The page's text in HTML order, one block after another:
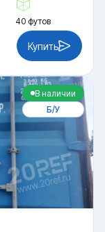
40 футов
Купить
В наличии
Б/У